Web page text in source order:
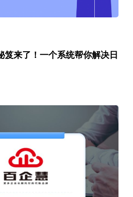
笈来了！一个系统帮你解决日